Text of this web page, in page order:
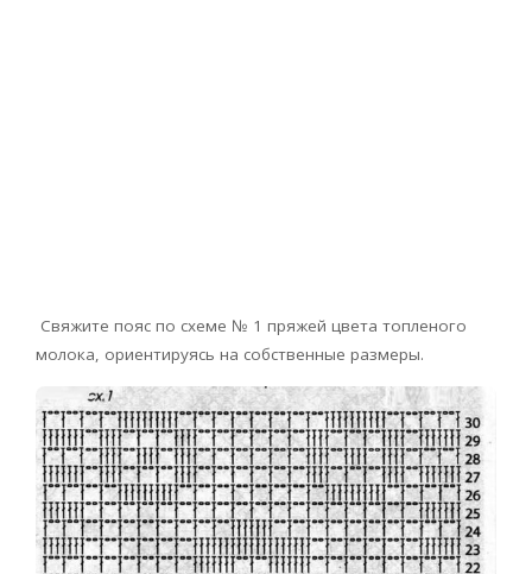
Свяжите пояс по схеме № 1 пряжей цвета топленого
молока, ориентируясь на собственные размеры.